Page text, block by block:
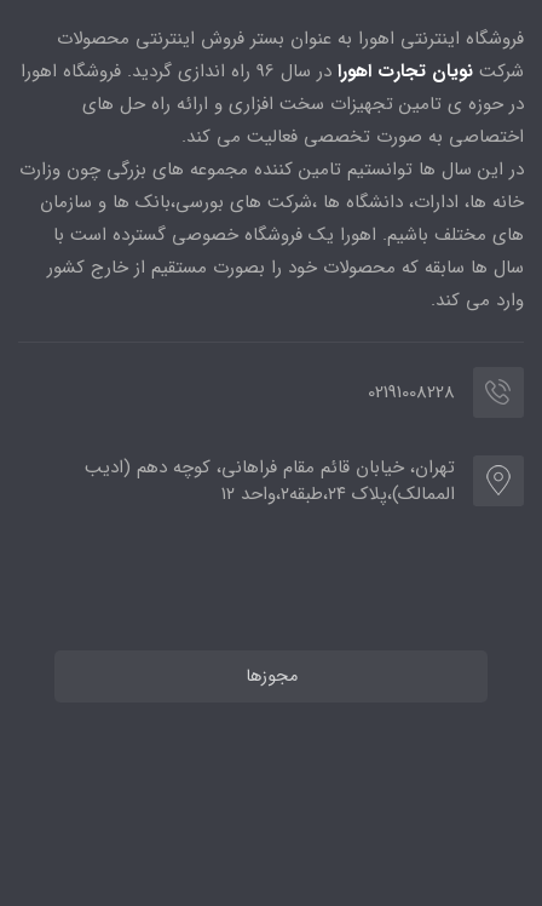
فروشگاه اینترنتی اهورا به عنوان بستر فروش اینترنتی محصولات
شرکت نویان تجارت اهورا
در سال 96 راه اندازی گردید. فروشگاه اهورا
در حوزه ی تامین تجهیزات سخت افزاری و ارائه راه حل های
اختصاصی به صورت تخصصی فعالیت می کند.
در این سال ها توانستیم تامین کننده مجموعه های بزرگی چون وزارت
خانه ها، ادارات، دانشگاه ها ،شرکت های بورسی،بانک ها و سازمان
های مختلف باشیم. اهورا یک فروشگاه خصوصی گسترده است با
سال ها سابقه که محصولات خود را بصورت مستقیم از خارج کشور
وارد می کند.
02191008228
تهران، خیابان قائم مقام فراهانی، کوچه دهم (ادیب
الممالک)،پلاک ۲۴،طبقه۲،واحد ۱۲
مجوزها